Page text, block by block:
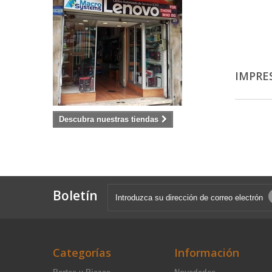
Descubra nuestras tiendas
Boletín
Categorías Información